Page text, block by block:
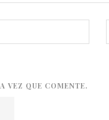
VEZ QUE COMENTE.